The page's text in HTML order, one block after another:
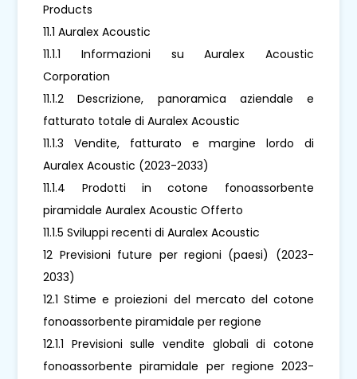
Products
11.1 Auralex Acoustic
11.1.1 Informazioni su Auralex Acoustic
Corporation
11.1.2 Descrizione, panoramica aziendale e
fatturato totale di Auralex Acoustic
11.1.3 Vendite, fatturato e margine lordo di
Auralex Acoustic (2023-2033)
11.1.4 Prodotti in cotone fonoassorbente
piramidale Auralex Acoustic Offerto
11.1.5 Sviluppi recenti di Auralex Acoustic
12 Previsioni future per regioni (paesi) (2023-
2033)
12.1 Stime e proiezioni del mercato del cotone
fonoassorbente piramidale per regione
12.1.1 Previsioni sulle vendite globali di cotone
fonoassorbente piramidale per regione 2023-